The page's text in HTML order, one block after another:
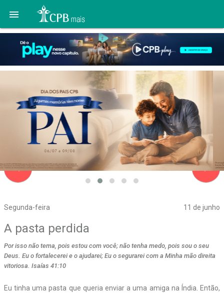

Segunda-feira 11 de junho
navigate_before
A pasta perdida
Por isso não tema, pois estou com você; não tenha medo, pois sou o seu
Deus. Eu o fortalecerei e o ajudarei; Eu o segurarei com a Minha mão direita
vitoriosa. Isaías 41:10
Eu tinha uma pasta que queria enviar a uma amiga na Índia. Então,
navigate_next